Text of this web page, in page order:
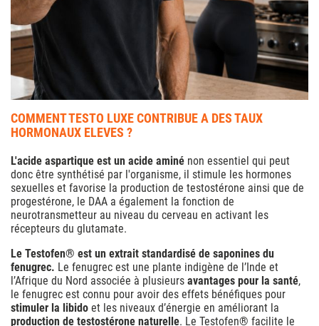
COMMENT TESTO LUXE CONTRIBUE A DES TAUX
HORMONAUX ELEVES ?
L'acide aspartique est un acide aminé non essentiel qui peut
donc être synthétisé par l'organisme, il stimule les hormones
sexuelles et favorise la production de testostérone ainsi que de
progestérone, le DAA a également la fonction de
neurotransmetteur au niveau du cerveau en activant les
récepteurs du glutamate.
Le Testofen® est un extrait standardisé de saponines du
fenugrec. Le fenugrec est une plante indigène de l’Inde et
l’Afrique du Nord associée à plusieurs avantages pour la santé,
le fenugrec est connu pour avoir des effets bénéfiques pour
stimuler la libido et les niveaux d’énergie en améliorant la
production de testostérone naturelle. Le Testofen® facilite le